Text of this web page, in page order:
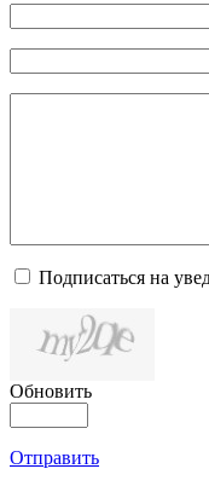
Подписаться на
Обновить
Отправить